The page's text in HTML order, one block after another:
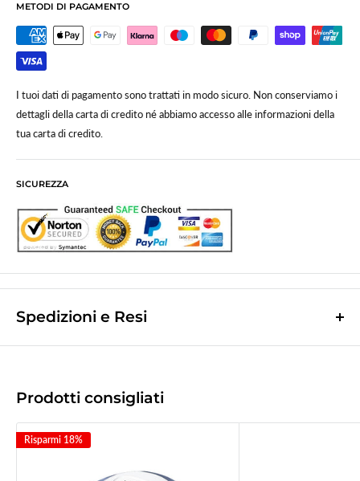
METODI DI PAGAMENTO
I tuoi dati di pagamento sono trattati in modo sicuro. Non conserviamo i
dettagli della carta di credito né abbiamo accesso alle informazioni della
tua carta di credito.
SICUREZZA
Spedizioni e Resi
Le spese di spedizione sono a contributo fisso di10,0€e vengono
(Spese di spedizione gratuite per ordini superiori a
Prodotti consigliati
Risparmi 18%